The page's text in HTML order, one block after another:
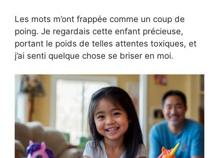
Les mots m’ont frappée comme un coup de
poing. Je regardais cette enfant précieuse,
portant le poids de telles attentes toxiques, et
j’ai senti quelque chose se briser en moi.